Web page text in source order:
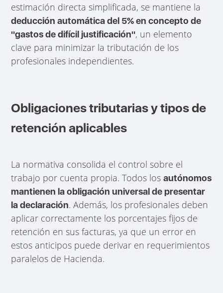
estimación directa simplificada, se mantiene la
deducción automática del 5% en concepto de
"gastos de difícil justificación", un elemento
clave para minimizar la tributación de los
profesionales independientes.
Obligaciones tributarias y tipos de
retención aplicables
La normativa consolida el control sobre el
trabajo por cuenta propia. Todos losautónomos
mantienen la obligación universal de presentar
la declaración. Además, los profesionales deben
aplicar correctamente los porcentajes fijos de
retención en sus facturas, ya que un error en
estos anticipos puede derivar en requerimientos
paralelos de Hacienda.